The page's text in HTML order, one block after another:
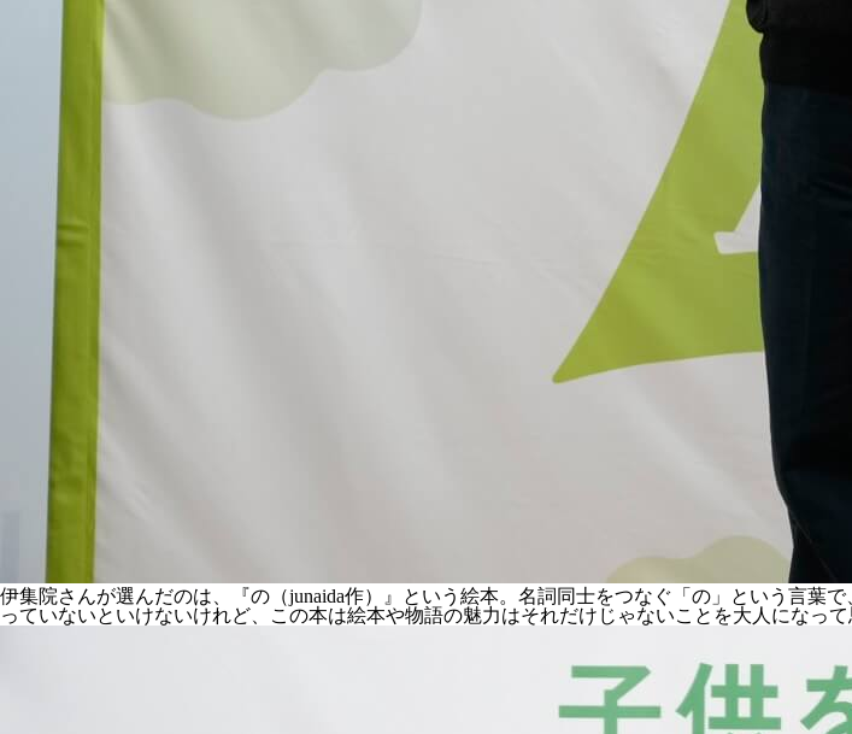
伊集院さんが選んだのは、『の（junaida作）』という絵本。名詞同士をつなぐ「の」という言
っていないといけないけれど、この本は絵本や物語の魅力はそれだけじゃないことを大人になっ